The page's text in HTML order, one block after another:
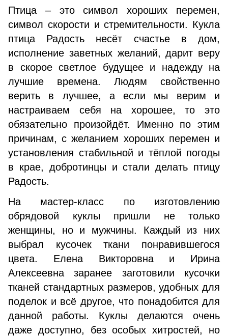
Птица – это символ хороших перемен,
символ скорости и стремительности. Кукла
птица Радость несёт счастье в дом,
исполнение заветных желаний, дарит веру
в скорое светлое будущее и надежду на
лучшие времена. Людям свойственно
верить в лучшее, а если мы верим и
настраиваем себя на хорошее, то это
обязательно произойдёт. Именно по этим
причинам, с желанием хороших перемен и
установления стабильной и тёплой погоды
в крае, добротинцы и стали делать птицу
Радость.
На мастер-класс по изготовлению
обрядовой куклы пришли не только
женщины, но и мужчины. Каждый из них
выбрал кусочек ткани понравившегося
цвета. Елена Викторовна и Ирина
Алексеевна заранее заготовили кусочки
тканей стандартных размеров, удобных для
поделок и всё другое, что понадобится для
данной работы. Куклы делаются очень
даже доступно, без особых хитростей, но